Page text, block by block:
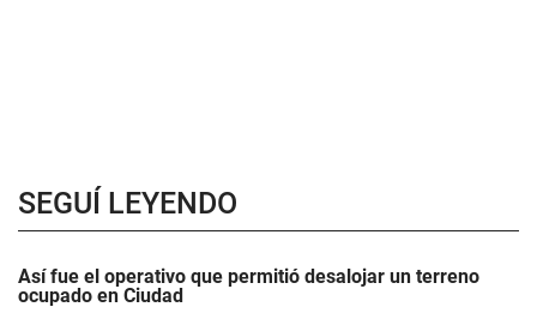
SEGUÍ LEYENDO
Así fue el operativo que permitió desalojar un terreno
ocupado en Ciudad